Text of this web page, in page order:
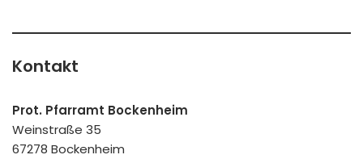
Kontakt
Prot. Pfarramt Bockenheim
Weinstraße 35
67278 Bockenheim